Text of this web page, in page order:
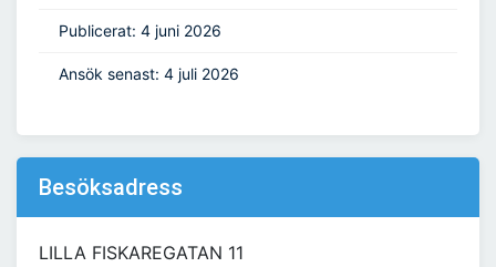
Publicerat: 4 juni 2026
Ansök senast: 4 juli 2026
Besöksadress
LILLA FISKAREGATAN 11